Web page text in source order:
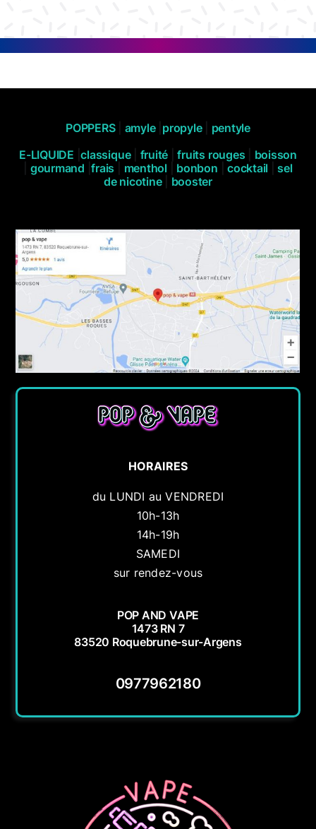
POPPERS| amyle| propyle| pentyle
E-LIQUIDE |classique fruité fruits rouges
boisson
gourmand |frais menthol bonbon |cocktail
sel
de nicotine| booster
HORAIRES
du LUNDI au VENDREDI
10h-13h
14h-19h
SAMEDI
sur rendez-vous
POP AND VAPE
1473 RN 7
83520 Roquebrune-sur-Argens
0977962180